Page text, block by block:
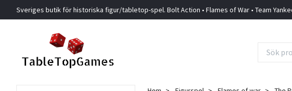
Sveriges butik för historiska figur/tabletop-spel. Bolt Action • Flames of War • Team